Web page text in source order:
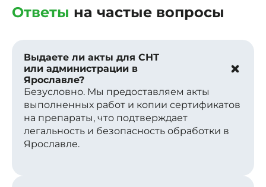
Ответы на частые вопросы
Выдаете ли акты для СНТ
или администрации в
Ярославле?
Безусловно. Мы предоставляем акты
выполненных работ и копии сертификатов
на препараты, что подтверждает
легальность и безопасность обработки в
Ярославле.